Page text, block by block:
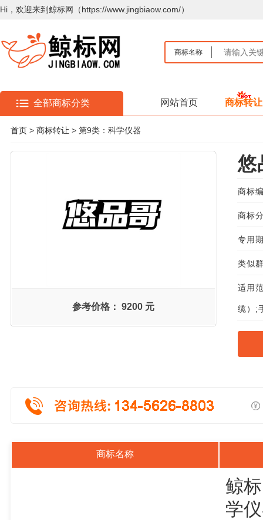
Hi，欢迎来到鲸标网（https://www.jingbiaow.com/）
商标名称
全部商标分类 网站首页 商标转让
首页 > 商标转让 > 第9类：科学仪器
参考价格： 9200 元
悠
商标
商标
专用
类似
适用
缆）;
商标名称
鲸
学